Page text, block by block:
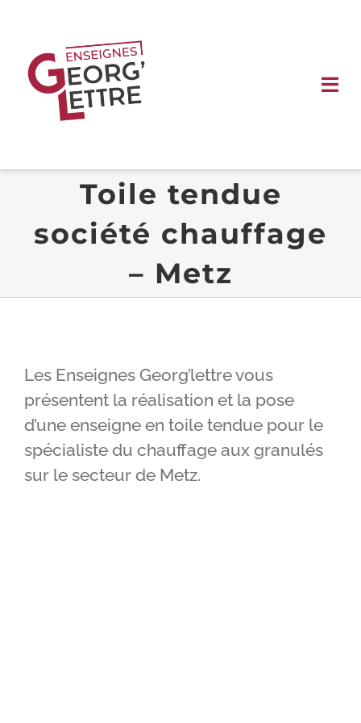
contenu
SIGNALÉTIQUE
IMPRIMERIE
RÉALISATIONS
CONTACT
Toile tendue
société chauffage
– Metz
Les Enseignes Georg’lettre vous
présentent la réalisation et la pose
d’une enseigne en toile tendue pour le
spécialiste du chauffage aux granulés
sur le secteur de Metz.